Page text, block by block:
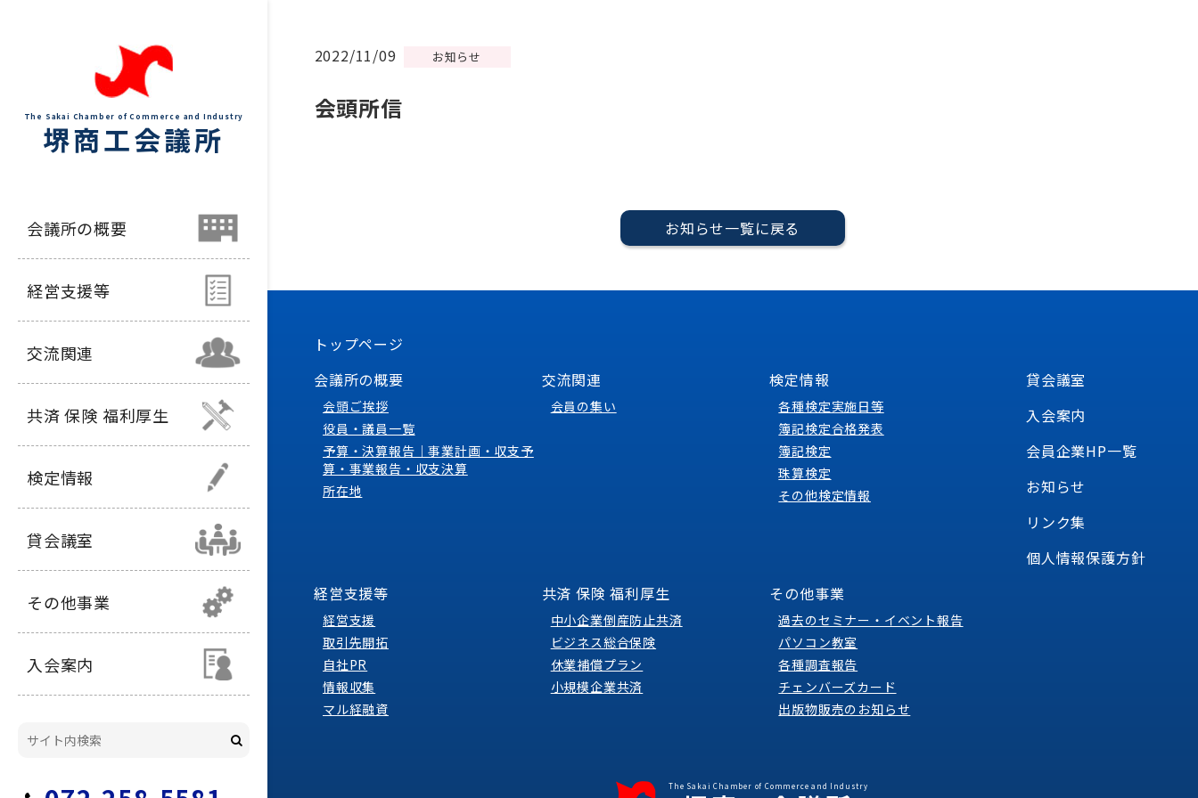
The Sakai Chamber of Commerce and Industry
堺商工会議所
会議所の概要
経営支援等
交流関連
共済 保険 福利厚生
検定情報
貸会議室
その他事業
入会案内
2022/11/09 お知らせ
会頭所信
お知らせ一覧に戻る
トップページ
会議所の概要
会頭ご挨拶
役員・議員一覧
予算・決算報告｜事業計画・収支予
算・事業報告・収支決算
所在地
交流関連
会員の集い
検定情報
各種検定実施日等
簿記検定合格発表
簿記検定
珠算検定
その他検定情報
貸会議室
入会案内
会員企業HP一覧
お知らせ
リンク集
個人情報保護方針
経営支援等
経営支援
取引先開拓
自社PR
情報収集
マル経融資
共済 保険 福利厚生
中小企業倒産防止共済
ビジネス総合保険
休業補償プラン
小規模企業共済
その他事業
過去のセミナー・イベント報告
パソコン教室
各種調査報告
チェンバーズカード
出版物販売のお知らせ
The Sakai Chamber of Commerce and Industry